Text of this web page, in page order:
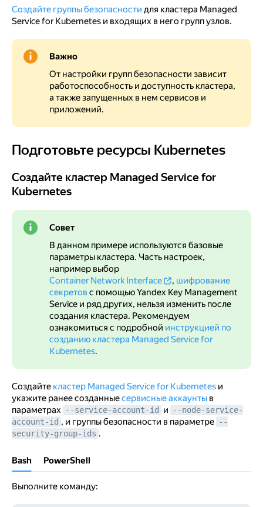
Создайте группы безопасности для кластера Managed
Service for Kubernetes и входящих в него групп узлов.
Важно
От настройки групп безопасности зависит
работоспособность и доступность кластера,
а также запущенных в нем сервисов и
приложений.
Подготовьте ресурсы Kubernetes
Подготовьте ресурсы Kubernetes
Создайте кластер Managed Service for Kubernetes
Создайте кластер Managed Service for
Kubernetes
Совет
В данном примере используются базовые
параметры кластера. Часть настроек,
например выбор
Container Network Interface
, шифрование
секретов с помощью Yandex Key Management
Service и ряд других, нельзя изменить после
создания кластера. Рекомендуем
ознакомиться с подробной инструкцией по
созданию кластера Managed Service for
Kubernetes.
Создайте кластер Managed Service for Kubernetes и
укажите ранее созданныесервисные аккаунты в
параметрах
--service-account-id и
--node-service-
account-id , и группы безопасности в параметре --
security-group-ids .
Bash PowerShell
Выполните команду: